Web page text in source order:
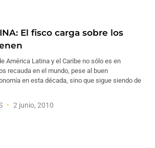
El fisco carga sobre los
América Latina y el Caribe no sólo es en
recauda en el mundo, pese al buen
en esta década, sino que sigue siendo de
2 junio, 2010